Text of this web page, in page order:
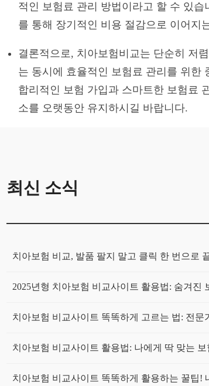
적인 보험료 관리 방법이라고 할 수 있
를 통해 장기적인 비용 절감으로 이어지
결론적으로, 치아보험비교는 단순히 저
는 동시에 효율적인 보험료 관리를 위한
합리적인 보험 가입과 스마트한 보험료
소를 오랫동안 유지하시길 바랍니다.
최신 소식
치아보험 비교, 발품 팔지 말고 클릭 한 번으로
2025년형 치아보험 비교사이트 활용법: 숨겨진
치아보험 비교사이트 똑똑하게 고르는 법: 전문
치아보험 비교사이트 활용법: 나에게 딱 맞는
치아보험 비교사이트 똑똑하게 활용하는 꿀팁!